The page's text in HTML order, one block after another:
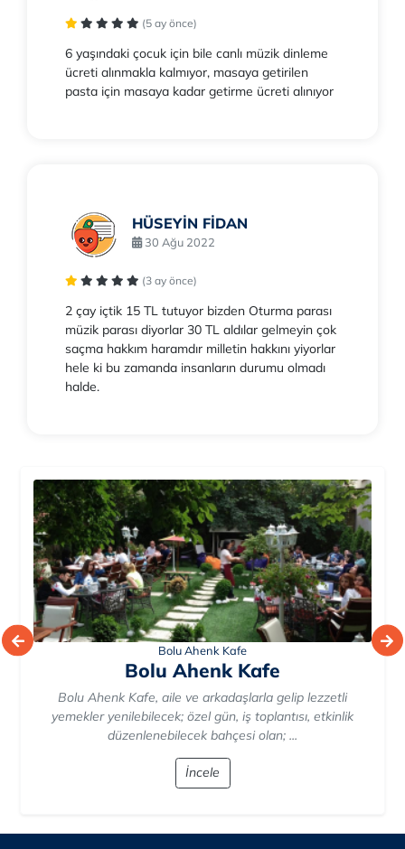
(5 ay önce)
6 yaşındaki çocuk için bile canlı müzik dinleme
ücreti alınmakla kalmıyor, masaya getirilen
pasta için masaya kadar getirme ücreti alınıyor
HÜSEYİN FİDAN
30 Ağu 2022
(3 ay önce)
2 çay içtik 15 TL tutuyor bizden Oturma parası
müzik parası diyorlar 30 TL aldılar gelmeyin çok
saçma hakkım haramdır milletin hakkını yiyorlar
hele ki bu zamanda insanların durumu olmadı
halde.
Bolu Ahenk Kafe
Bolu Ahenk Kafe
Bolu Ahenk Kafe, aile ve arkadaşlarla gelip lezzetli
yemekler yenilebilecek; özel gün, iş toplantısı, etkinlik
düzenlenebilecek bahçesi olan; ...
İncele